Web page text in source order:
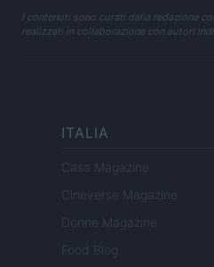
I contenuti sono curati dalla redazione
realizzati in collaborazione con autori
ITALIA
Casa Magazine
Cineverse Magazine
Donne Magazine
Food Blog